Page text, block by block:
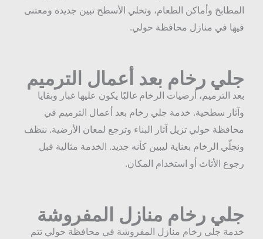
المطابخ وأماكن الطعام، وتخلي الأسطح تبين جديدة ومعتنى
فيها في منازل محافظة حولي.
جلي رخام بعد أعمال الترميم
بعد الترميم، أرضيات الرخام غالبًا يكون عليها غبار وبقايا
وآثار سطحية. خدمة جلي رخام بعد أعمال الترميم في
محافظة حولي تزيل آثار البناء وترجع لمعان الأرضية. ننظف
ونجلّي الرخام بعناية ليبين كأنه جديد. الخدمة مثالية قبل
رجوع الأثاث أو استخدام المكان.
جلي رخام منازل المفروشة
خدمة جلي رخام منازل المفروشة في محافظة حولي تتم